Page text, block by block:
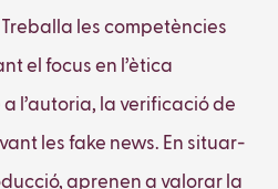
les competències
el focus en l’ètica
l’autoria, la verificació de
les fake news. En situar-
aprenen a valorar la